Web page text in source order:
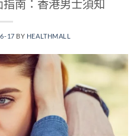
南：香港男士須知
17 BY HEALTHMALL